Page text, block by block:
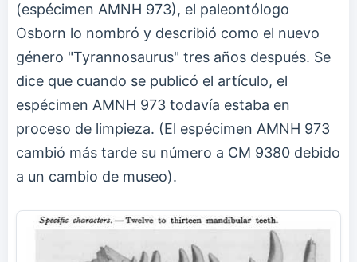
(espécimen AMNH 973), el paleontólogo
Osborn lo nombró y describió como el nuevo
género "Tyrannosaurus" tres años después. Se
dice que cuando se publicó el artículo, el
espécimen AMNH 973 todavía estaba en
proceso de limpieza. (El espécimen AMNH 973
cambió más tarde su número a CM 9380 debido
a un cambio de museo).